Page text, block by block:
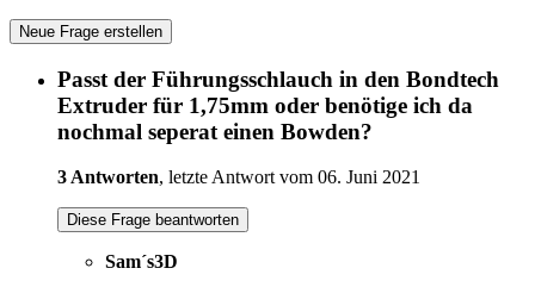
Neue Frage erstellen
Passt der Führungsschlauch in den Bondtech
Extruder für 1,75mm oder benötige ich da
nochmal seperat einen Bowden?
3 Antworten, letzte Antwort vom 06. Juni 2021
Diese Frage beantworten
Sam´s3D